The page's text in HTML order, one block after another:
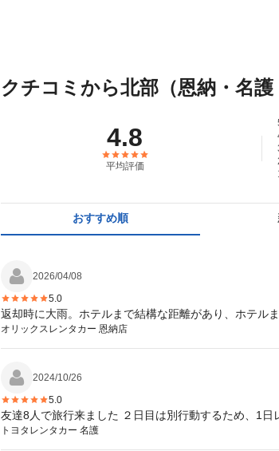
クチコミから北部（恩納・名
4.8
平均評価
おすすめ順
2026/04/08
5.0
返却時に大雨。ホテルまで結構な距離があり、ホテル
オリックスレンタカー 恩納店
2024/10/26
5.0
友達8人で旅行来ました ２日目は別行動するため、1
トヨタレンタカー 名護